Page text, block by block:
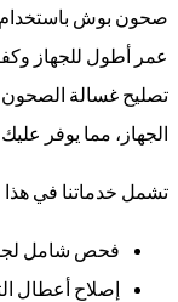
عمر أطول للجهاز
تصليح غسالة الصحون
الجهاز، مما يوفر
تشمل خدماتنا في هذا
فحص شامل
إصلاح أعطال